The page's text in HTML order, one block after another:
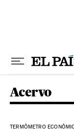
Acervo
TERMÔMETRO